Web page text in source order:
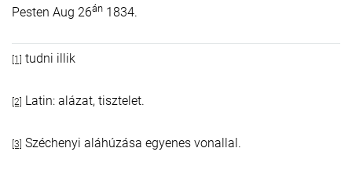
Pesten Aug 26án 1834.
[1] tudni illik
[2] Latin: alázat, tisztelet.
[3] Széchenyi aláhúzása egyenes vonallal.